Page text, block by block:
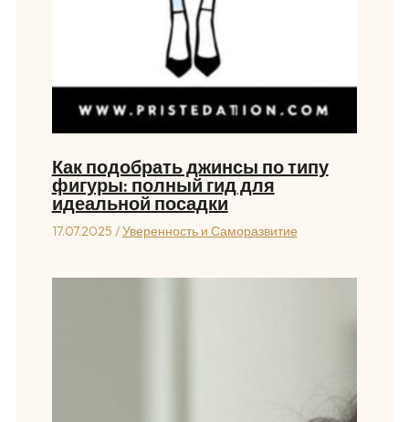
Как подобрать джинсы по типу
фигуры: полный гид для
идеальной посадки
17.07.2025 /Уверенность и Саморазвитие